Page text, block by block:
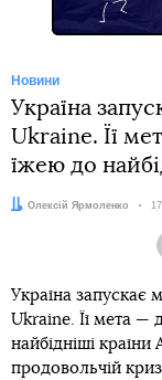
Новини
Україна
Ukraine. Її
їжею до
Автор:
Олексій Ярмоленко
Україна запускає
Ukraine. Її мета —
найбідніші
продовольчій